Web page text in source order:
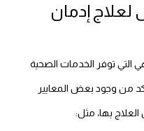
إدمان
توفر الخدمات الصحية
من وجود بعض المعايير
العلاج بها، مثل: